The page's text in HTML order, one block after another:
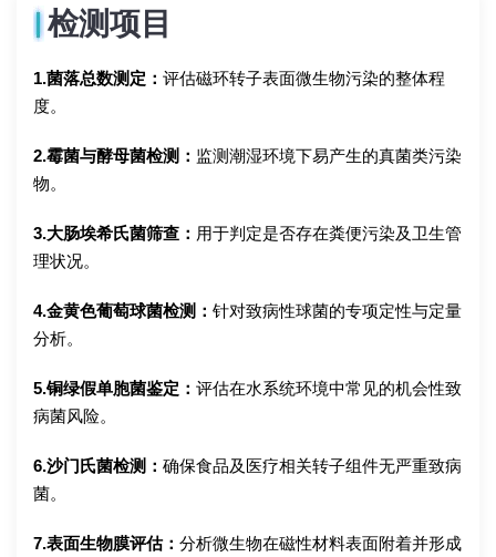
检测项目
1.菌落总数测定： 评估磁环转子表面微生物污染的整体程
度。
2.霉菌与酵母菌检测： 监测潮湿环境下易产生的真菌类污染
物。
3.大肠埃希氏菌筛查： 用于判定是否存在粪便污染及卫生管
理状况。
4.金黄色葡萄球菌检测： 针对致病性球菌的专项定性与定量
分析。
5.铜绿假单胞菌鉴定： 评估在水系统环境中常见的机会性致
病菌风险。
6.沙门氏菌检测： 确保食品及医疗相关转子组件无严重致病
菌。
7.表面生物膜评估： 分析微生物在磁性材料表面附着并形成